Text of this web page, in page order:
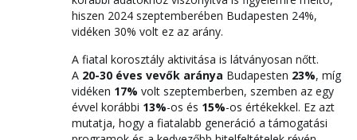
hiszen 2024 szeptemberében Budapesten 24%,
vidéken 30% volt ez az arány.
A fiatal korosztály aktivitása is látványosan nőtt.
A 20-30 éves vevők aránya Budapesten 23%, míg
vidéken 17% volt szeptemberben, szemben az egy
évvel korábbi 13%-os és 15%-os értékekkel. Ez azt
mutatja, hogy a fiatalabb generáció a támogatási